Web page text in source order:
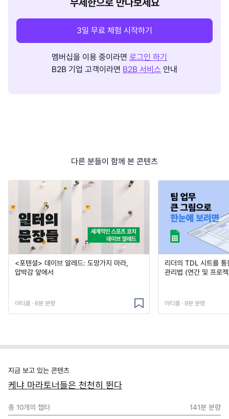
3일 무료 체험 시작하기
멤버십을 이용 중이라면 로그인 하기
B2B 기업 고객이라면 B2B 서비스 안내
다른 분들이 함께 본 콘텐츠
<포텐셜> 데이브 알레드: 도망가지 마라,
압박감 앞에서
아티클 · 6분 분량
리더의 TDL 시트를
관리법 (연간 및 프로
아티클 · 9분 분량
지금 보고 있는 콘텐츠
케냐 마라토너들은 천천히 뛴다
총 10개의 챕터 141분 분량